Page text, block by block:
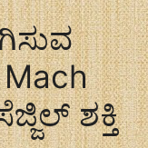
Mach
ಶಕ್ತಿ